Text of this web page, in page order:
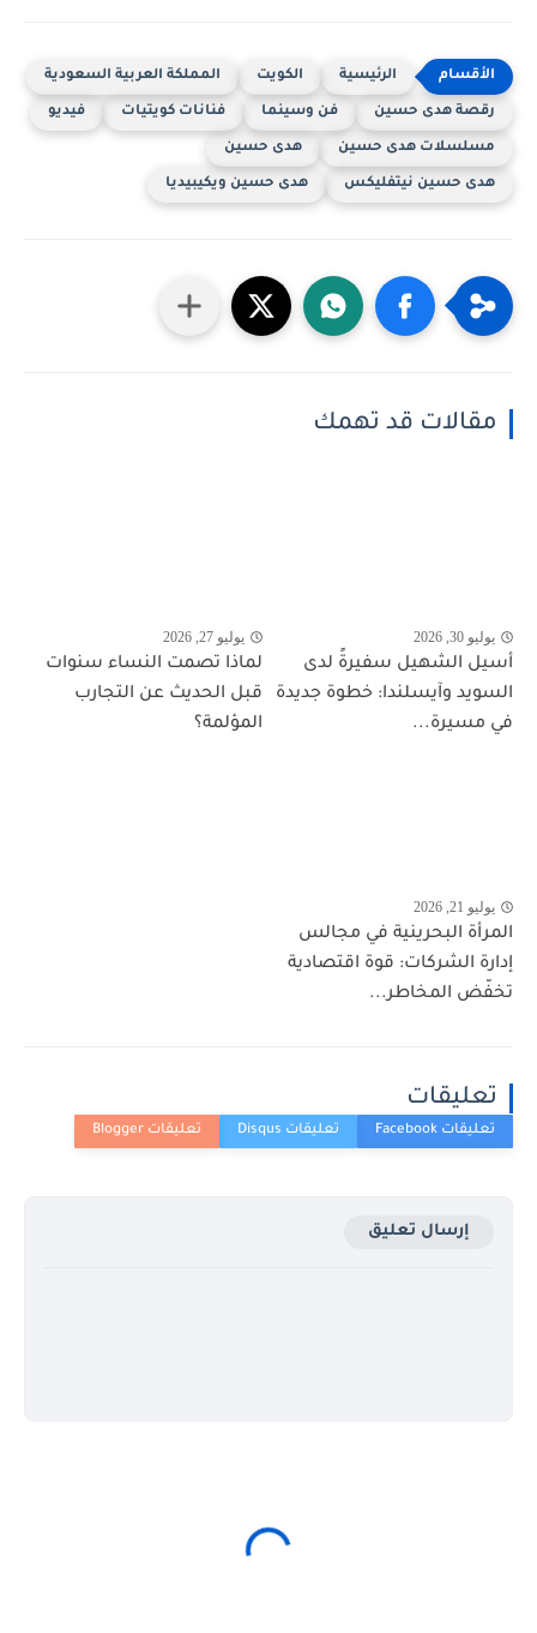
الرئيسية الكويت المملكة العربية السعودية
رقصة هدى حسين فن وسينما فنانات كويتيات فيديو
مسلسلات هدى حسين هدى حسين
هدى حسين نيتفليكس هدى حسين ويكيبيديا
مقالات قد تهمك
يوليو 30, 2026
أسيل الشهيل سفيرةً لدى
السويد وآيسلندا: خطوة جديدة
في مسيرة...
يوليو 27, 2026
لماذا تصمت النساء سنوات
قبل الحديث عن التجارب
المؤلمة؟
يوليو 21, 2026
المرأة البحرينية في مجالس
إدارة الشركات: قوة اقتصادية
تخفّض المخاطر...
تعليقات
إرسال تعليق